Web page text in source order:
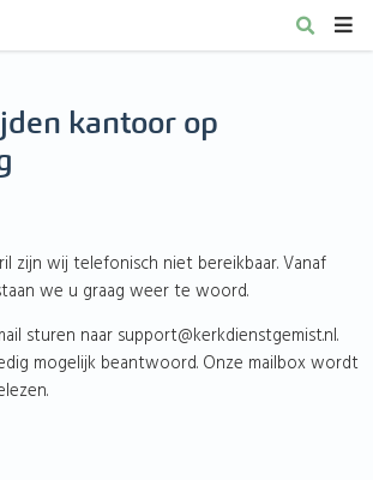
kantoor op
zijn wij telefonisch niet bereikbaar. Vanaf
we u graag weer te woord.
sturen naar support@kerkdienstgemist.nl.
mogelijk beantwoord. Onze mailbox wordt